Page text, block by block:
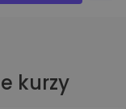
kurzy